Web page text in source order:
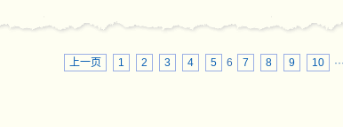
上一页 1 2 3 4 5 6 7 8 9 10 ···